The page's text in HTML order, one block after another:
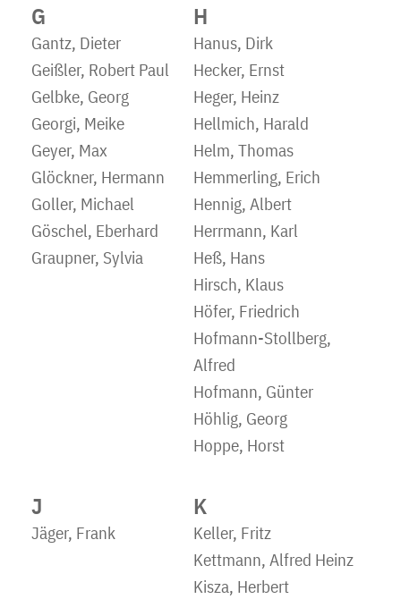
G
Gantz, Dieter
Geißler, Robert Paul
Gelbke, Georg
Georgi, Meike
Geyer, Max
Glöckner, Hermann
Goller, Michael
Göschel, Eberhard
Graupner, Sylvia
H
Hanus, Dirk
Hecker, Ernst
Heger, Heinz
Hellmich, Harald
Helm, Thomas
Hemmerling, Erich
Hennig, Albert
Herrmann, Karl
Heß, Hans
Hirsch, Klaus
Höfer, Friedrich
Hofmann-Stollberg,
Alfred
Hofmann, Günter
Höhlig, Georg
Hoppe, Horst
J
Jäger, Frank
K
Keller, Fritz
Kettmann, Alfred Heinz
Kisza, Herbert